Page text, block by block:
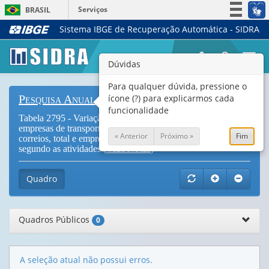
BRASIL
Serviços
Simplifique!
Legislação
Canais
Sistema IBGE de Recuperação Automática - SIDRA
Pesquisa Anual de Serviços
Tabela 2795 - Variação trimestral do pessoal ocupado das
empresas de transportes, serviços auxiliares aos transportes e
correios, total e empresas com 20 ou mais pessoas ocupadas,
segundo as atividades (
Vide Notas)
Quadro
Quadros Públicos 0
A seleção atual não possui erros.
Dúvidas
Para qualquer dúvida, pressione o
ícone (?) para explicarmos cada
funcionalidade
« Anterior Próximo » Fim